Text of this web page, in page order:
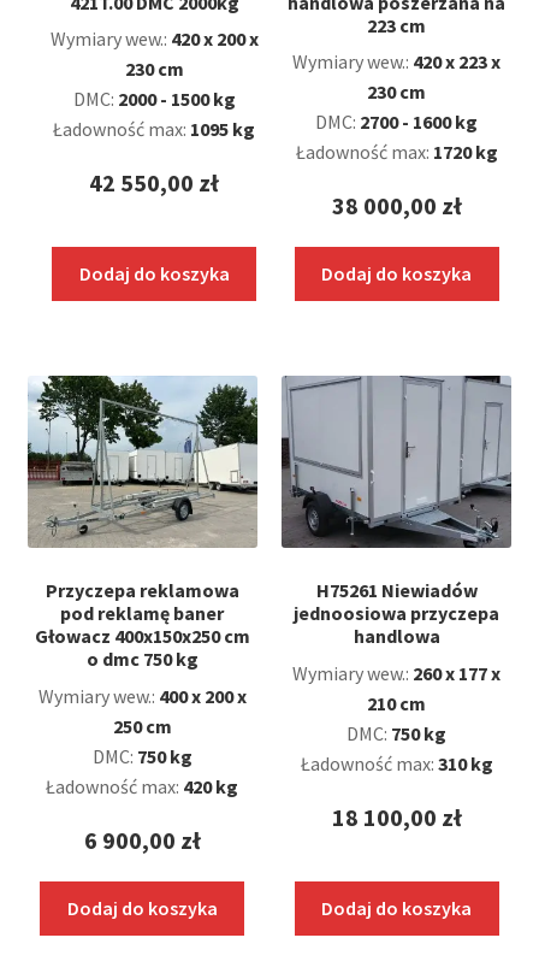
Wymiary wew.: 420 x 200 x
230 cm
DMC: 2000 - 1500 kg
Ładowność max: 1095 kg
42 550,00 zł
Dodaj do koszyka
223 cm
Wymiary wew.: 420 x 223 x
230 cm
DMC: 2700 - 1600 kg
Ładowność max: 1720 kg
38 000,00 zł
Dodaj do koszyka
Przyczepa reklamowa
pod reklamę baner
Głowacz 400x150x250 cm
o dmc 750 kg
Wymiary wew.: 400 x 200 x
250 cm
DMC: 750 kg
Ładowność max: 420 kg
6 900,00 zł
Dodaj do koszyka
H75261 Niewiadów
jednoosiowa przyczepa
handlowa
Wymiary wew.: 260 x 177 x
210 cm
DMC: 750 kg
Ładowność max: 310 kg
18 100,00 zł
Dodaj do koszyka